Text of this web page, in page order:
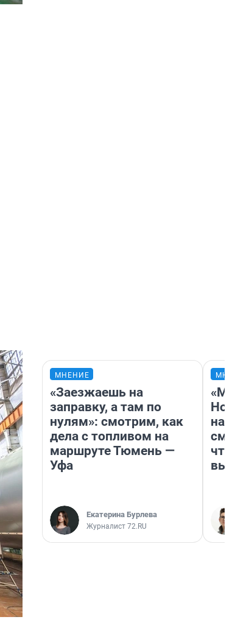
МНЕНИЕ
«Заезжаешь на
заправку, а там по
нулям»: смотрим, как
дела с топливом на
маршруте Тюмень —
Уфа
Екатерина Бурлева
Журналист 72.RU
«Мы